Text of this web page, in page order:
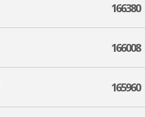
166380
166008
165960